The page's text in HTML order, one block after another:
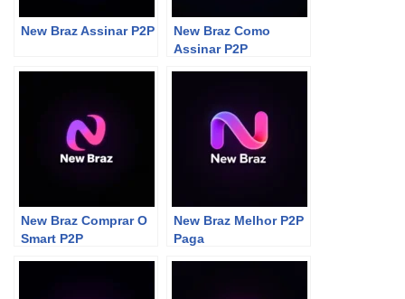
New Braz Assinar P2P
New Braz Como
Assinar P2P
New Braz Comprar O
Smart P2P
New Braz Melhor P2P
Paga